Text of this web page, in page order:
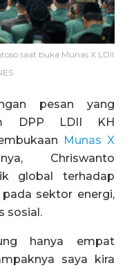
saat buka Munas X LDII
pesan yang
DPP LDII KH
Munas X
Chriswanto
global terhadap
sektor energi,
sosial.
hanya empat
saya kira